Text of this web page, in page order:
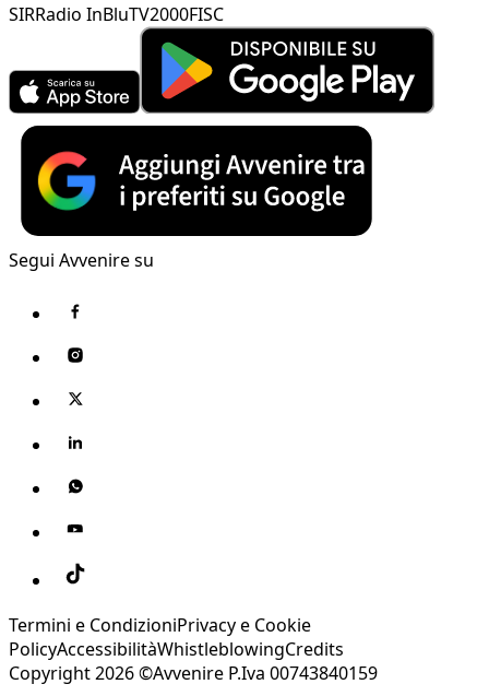
SIRRadio InBluTV2000FISC
Segui Avvenire su
Termini e CondizioniPrivacy e Cookie
PolicyAccessibilitàWhistleblowingCredits
Copyright 2026 ©Avvenire P.Iva 00743840159